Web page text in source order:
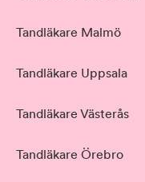
Tandläkare Malmö
Tandläkare Uppsala
Tandläkare Västerås
Tandläkare Örebro